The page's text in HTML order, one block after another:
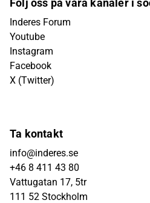
Följ oss på våra kanaler i
Inderes Forum
Youtube
Instagram
Facebook
X (Twitter)
Ta kontakt
info@inderes.se
+46 8 411 43 80
Vattugatan 17, 5tr
111 52 Stockholm